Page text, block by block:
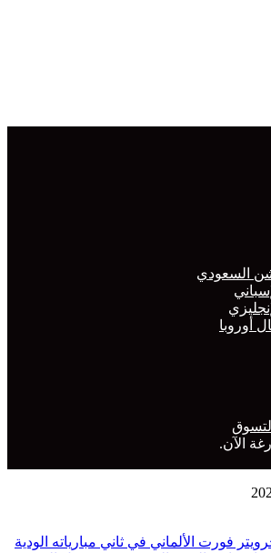
السعودي
أوروبا
الآن.
فورت الألماني في ثاني مبارياته الودية